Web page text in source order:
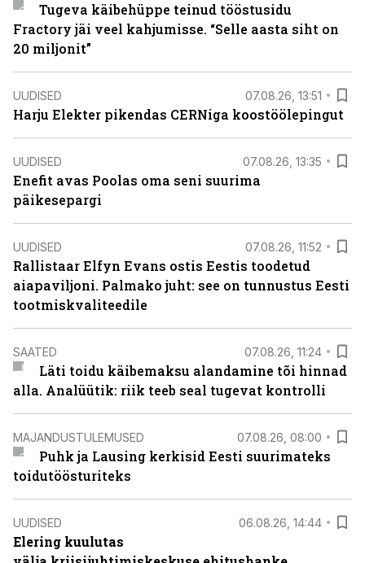
Tugeva käibehüppe teinud tööstusidu
Fractory jäi veel kahjumisse. “Selle aasta siht on
20 miljonit”
UUDISED 07.08.26, 13:51
Harju Elekter pikendas CERNiga koostöölepingut
UUDISED 07.08.26, 13:35
Enefit avas Poolas oma seni suurima
päikesepargi
UUDISED 07.08.26, 11:52
Rallistaar Elfyn Evans ostis Eestis toodetud
aiapaviljoni. Palmako juht: see on tunnustus Eesti
tootmiskvaliteedile
SAATED 07.08.26, 11:24
Läti toidu käibemaksu alandamine tõi hinnad
alla. Analüütik: riik teeb seal tugevat kontrolli
MAJANDUSTULEMUSED 07.08.26, 08:00
Puhk ja Lausing kerkisid Eesti suurimateks
toidutöösturiteks
UUDISED 06.08.26, 14:44
Elering kuulutas